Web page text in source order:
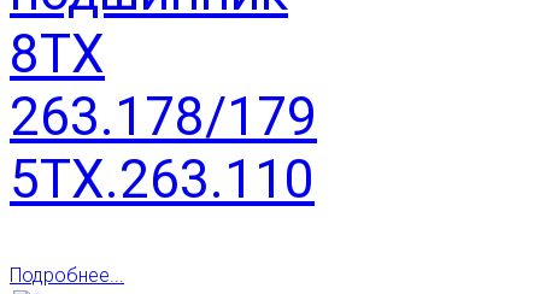
8ТХ
263.178/179
5ТХ.263.110
Подробнее...